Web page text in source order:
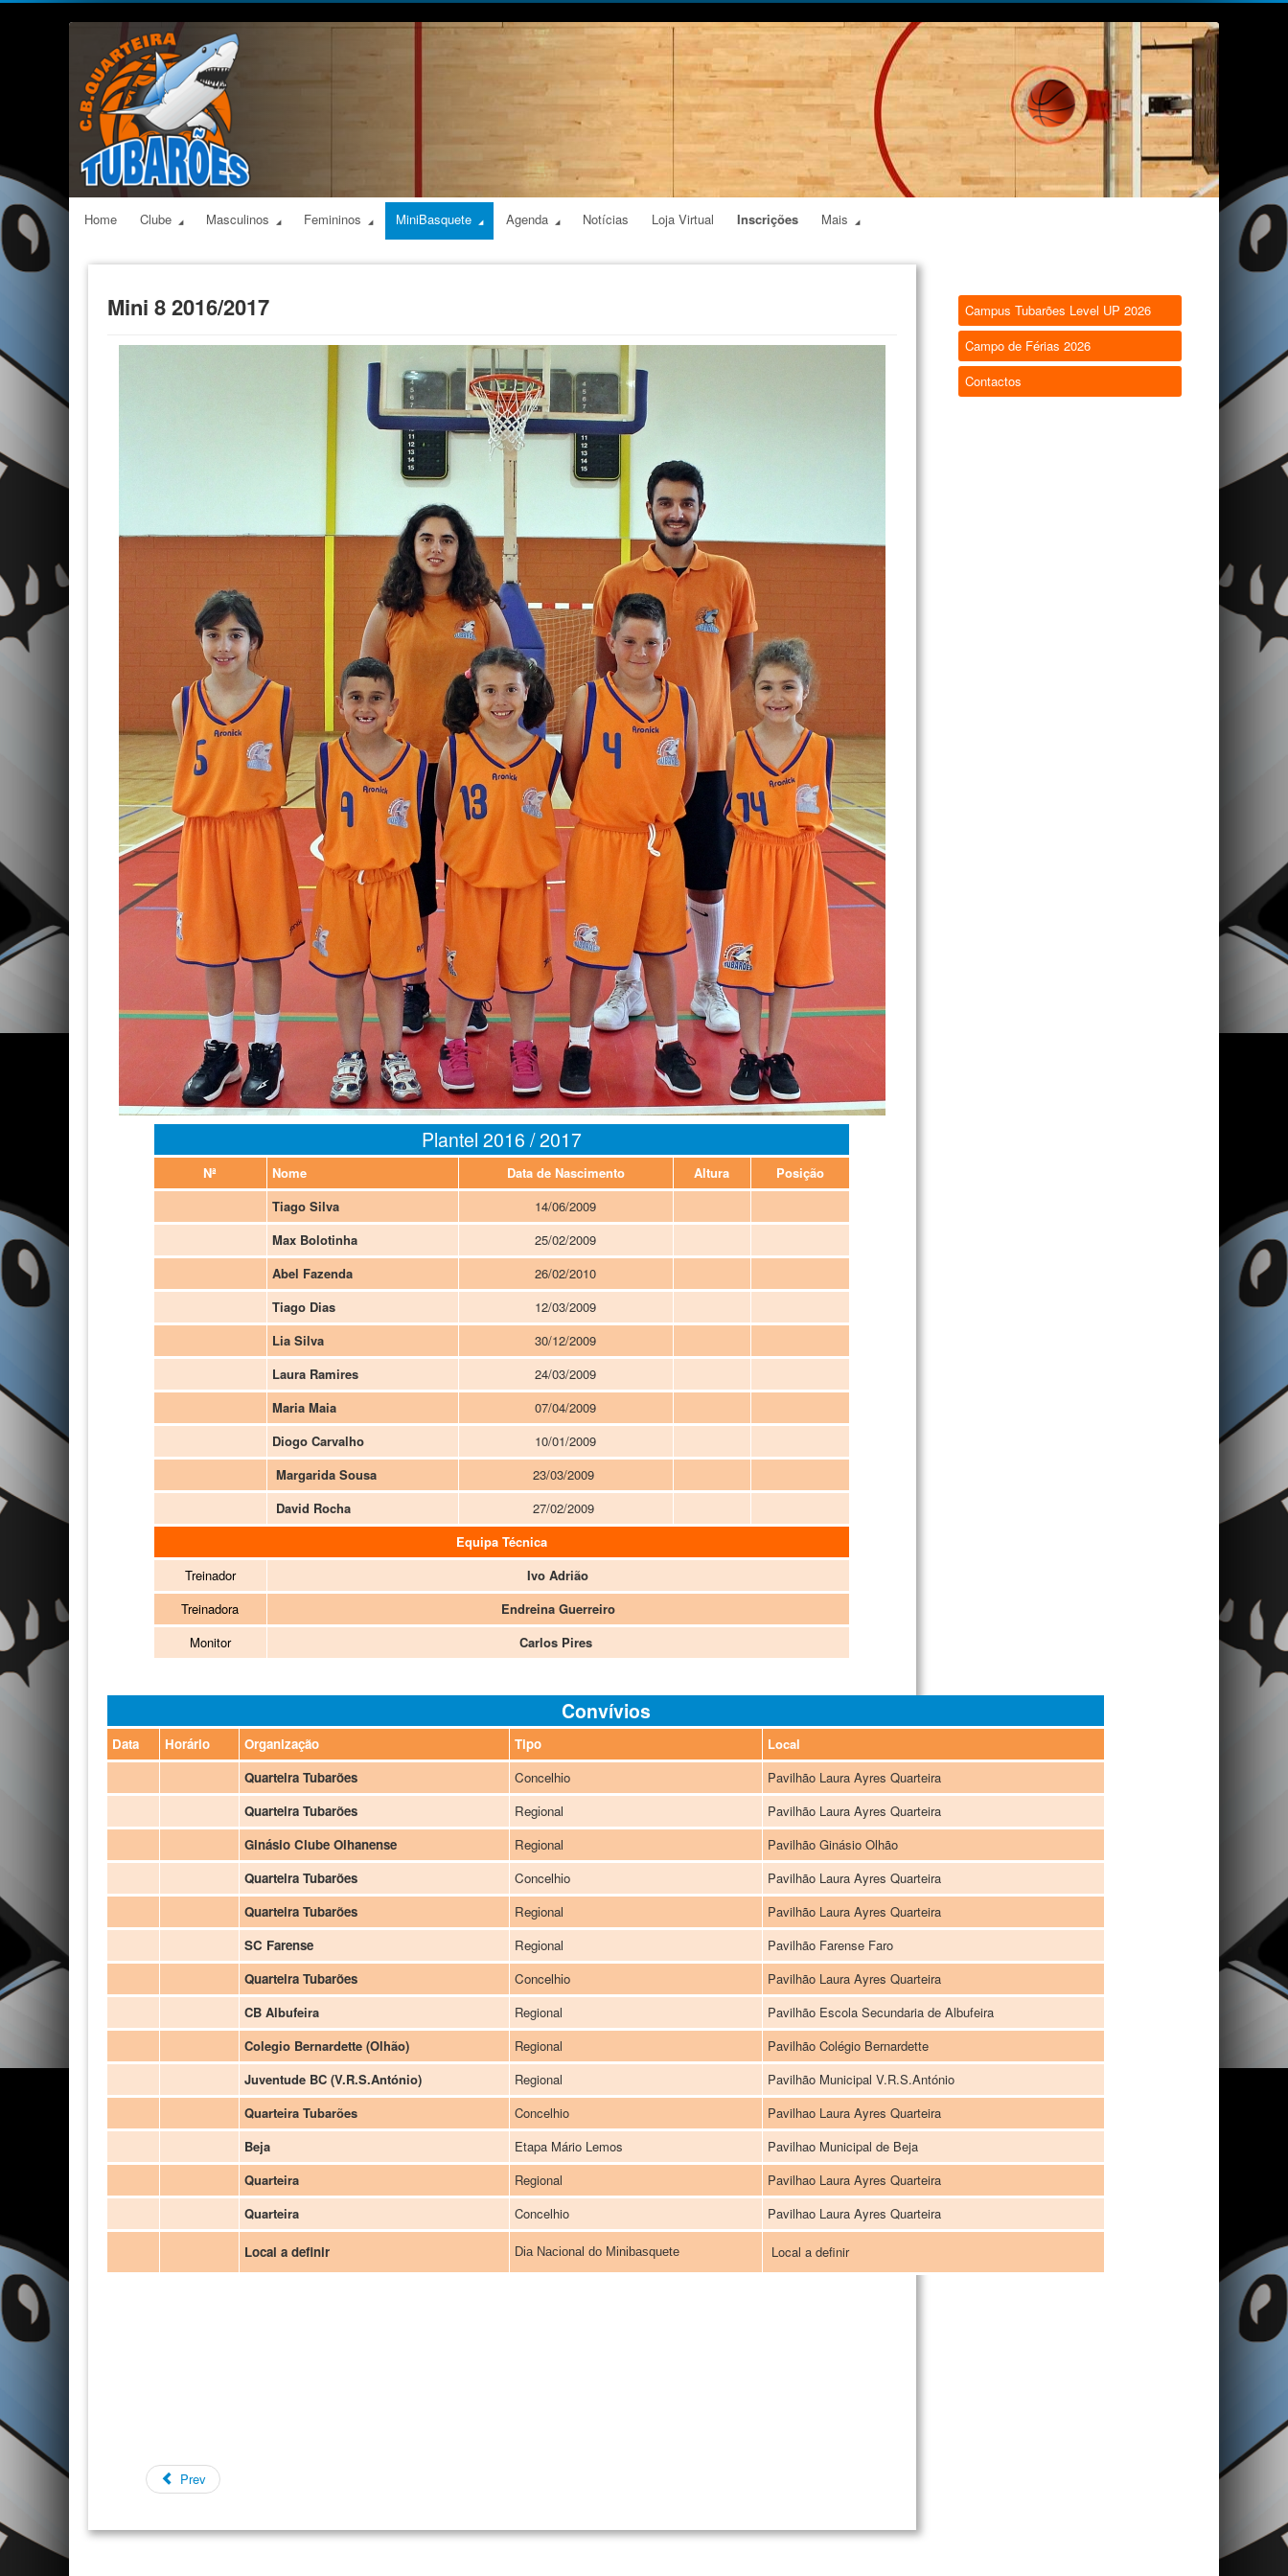
Home Clube Masculinos Femininos MiniBasquete Agenda Notícias Loja Virtual Inscrições Mais
Mini 8 2016/2017
Plantel 2016 / 2017
Nª Nome Data de Nascimento Altura
Posição
Tiago Silva
14/06/2009
Max Bolotinha
25/02/2009
Abel Fazenda
26/02/2010
Tiago Dias
12/03/2009
Lia Silva
30/12/2009
Laura Ramires
24/03/2009
Maria Maia
07/04/2009
Diogo Carvalho
10/01/2009
Margarida Sousa
23/03/2009
David Rocha
27/02/2009
Equipa Técnica
Treinador
Ivo Adrião
Treinadora
Endreina Guerreiro
Monitor
Carlos Pires
Convívios
Data Horário Organização Tipo
Local
Quarteira Tubarões
Concelhio
Pavilhão Laura Ayres Quarteira
Quarteira Tubarões
Regional
Pavilhão Laura Ayres Quarteira
Ginásio Clube Olhanense
Regional
Pavilhão Ginásio Olhão
Quarteira Tubarões
Concelhio
Pavilhão Laura Ayres Quarteira
Quarteira Tubarões
Regional
Pavilhão Laura Ayres Quarteira
SC Farense
Regional
Pavilhão Farense Faro
Quarteira Tubarões
Concelhio
Pavilhão Laura Ayres Quarteira
CB Albufeira
Regional
Pavilhão Escola Secundaria de Albufeira
Colegio Bernardette (Olhão)
Regional
Pavilhão Colégio Bernardette
Juventude BC (V.R.S.António)
Regional
Pavilhão Municipal V.R.S.António
Quarteira Tubarões
Concelhio
Pavilhao Laura Ayres Quarteira
Beja
Etapa Mário Lemos
Pavilhao Municipal de Beja
Quarteira
Regional
Pavilhao Laura Ayres Quarteira
Quarteira
Concelhio Pavilhao Laura Ayres Quarteira
Local a definir Dia Nacional do Minibasquete Local a definir
Prev
Campus Tubarões Level UP 2026
Campo de Férias 2026
Contactos